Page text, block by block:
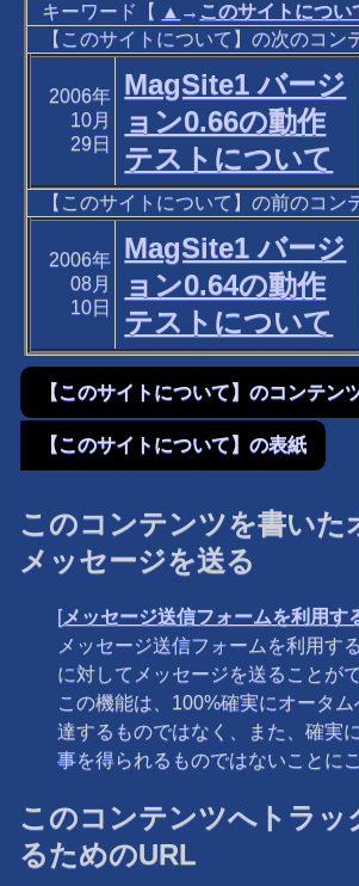
キーワード【 ▲ → このサイトについ
【このサイトについて】の次のコン
2006年
10月
29日
MagSite1 バージ
ョン0.66の動作
テストについて
【このサイトについて】の前のコン
2006年
08月
10日
MagSite1 バージ
ョン0.64の動作
テストについて
【このサイトについて】のコンテン
【このサイトについて】の表紙
このコンテンツを書いた
メッセージを送る
[メッセージ送信フォームを利用す
メッセージ送信フォームを利用す
に対してメッセージを送ることが
この機能は、100%確実にオータ
達するものではなく、また、確実
事を得られるものではないことに
このコンテンツへトラッ
るためのURL